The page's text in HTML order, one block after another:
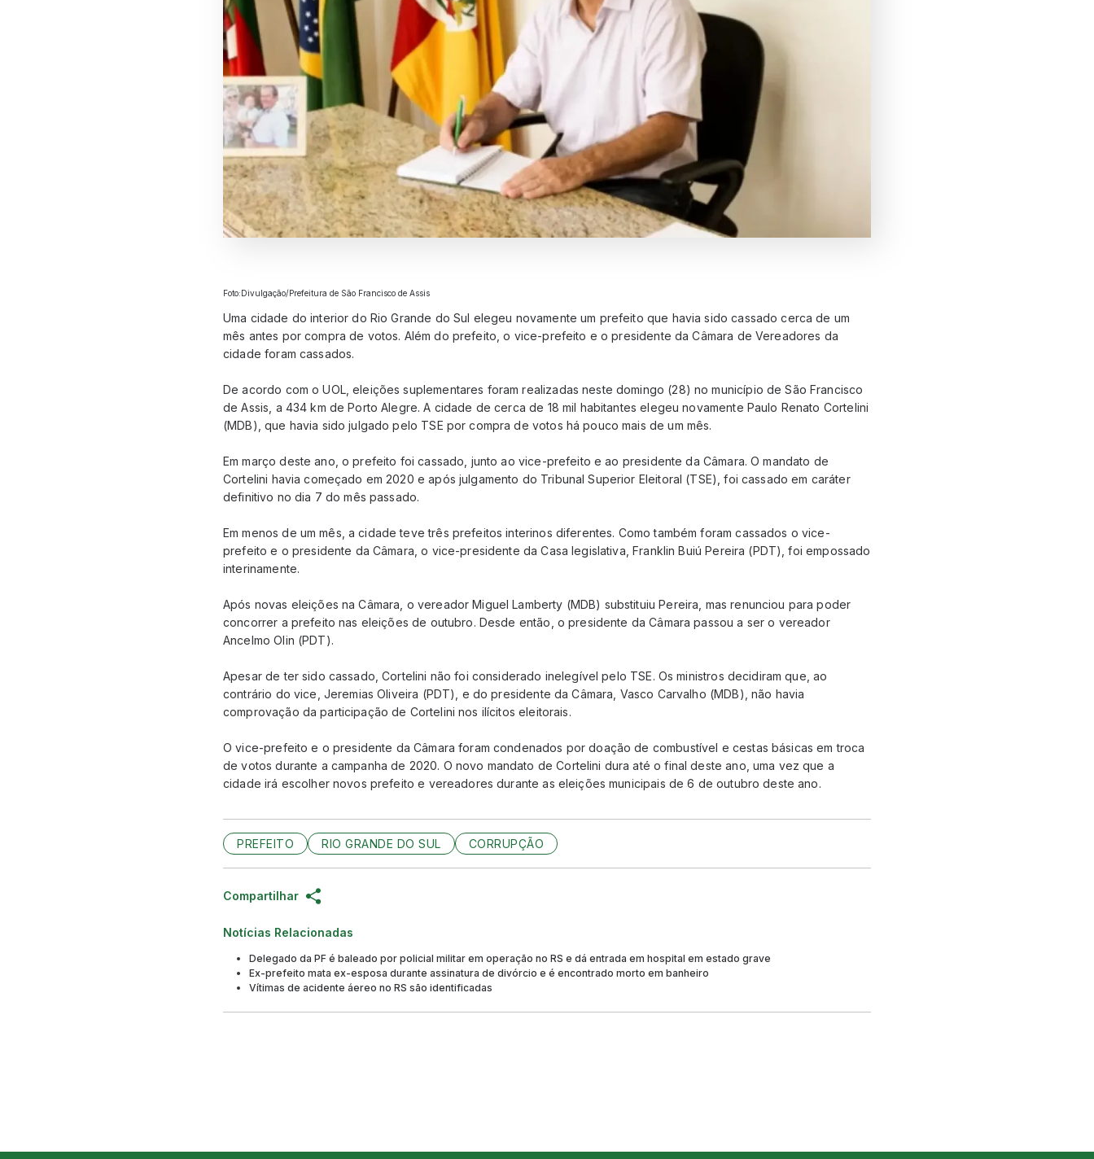
Foto:Divulgação/Prefeitura de São Francisco de Assis
Uma cidade do interior do Rio Grande do Sul elegeu novamente um prefeito que havia sido cassado cerca de um
mês antes por compra de votos. Além do prefeito, o vice-prefeito e o presidente da Câmara de Vereadores da
cidade foram cassados.
De acordo com o UOL, eleições suplementares foram realizadas neste domingo (28) no município de São Francisco
de Assis, a 434 km de Porto Alegre. A cidade de cerca de 18 mil habitantes elegeu novamente Paulo Renato Cortelini
(MDB), que havia sido julgado pelo TSE por compra de votos há pouco mais de um mês.
Em março deste ano, o prefeito foi cassado, junto ao vice-prefeito e ao presidente da Câmara. O mandato de
Cortelini havia começado em 2020 e após julgamento do Tribunal Superior Eleitoral (TSE), foi cassado em caráter
definitivo no dia 7 do mês passado.
Em menos de um mês, a cidade teve três prefeitos interinos diferentes. Como também foram cassados o vice-
prefeito e o presidente da Câmara, o vice-presidente da Casa legislativa, Franklin Buiú Pereira (PDT), foi empossado
interinamente.
Após novas eleições na Câmara, o vereador Miguel Lamberty (MDB) substituiu Pereira, mas renunciou para poder
concorrer a prefeito nas eleições de outubro. Desde então, o presidente da Câmara passou a ser o vereador
Ancelmo Olin (PDT).
Apesar de ter sido cassado, Cortelini não foi considerado inelegível pelo TSE. Os ministros decidiram que, ao
contrário do vice, Jeremias Oliveira (PDT), e do presidente da Câmara, Vasco Carvalho (MDB), não havia
comprovação da participação de Cortelini nos ilícitos eleitorais.
O vice-prefeito e o presidente da Câmara foram condenados por doação de combustível e cestas básicas em troca
de votos durante a campanha de 2020. O novo mandato de Cortelini dura até o final deste ano, uma vez que a
cidade irá escolher novos prefeito e vereadores durante as eleições municipais de 6 de outubro deste ano.
PREFEITO RIO GRANDE DO SUL CORRUPÇÃO
Compartilhar
Notícias Relacionadas
Delegado da PF é baleado por policial militar em operação no RS e dá entrada em hospital em estado grave
Ex-prefeito mata ex-esposa durante assinatura de divórcio e é encontrado morto em banheiro
Vítimas de acidente áereo no RS são identificadas